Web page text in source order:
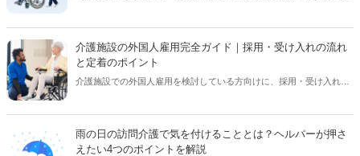
な課題となっています。本記事では、「超高齢社会」の定義を整理し
た上で、医療・介護現場で顕在化している課題と、現場で行われてい
る対応策について解説します。【執筆者：ささえるラボ編集部】
介護施設の外国人雇用完全ガイド｜採用・受け入れの流れ
と定着のポイント
介護施設での外国人雇用を検討している方向けに、採用・受け入れの
す。【執筆者／専門家：伊藤 浩一】
雨の日の訪問介護で気を付けることとは？ヘルパーが押さ
えたい4つのポイントを解説